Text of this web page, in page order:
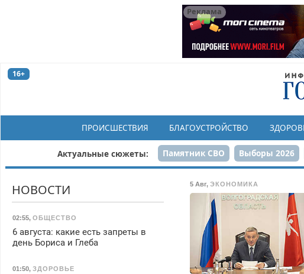
Реклама
16+
ПРОИСШЕСТВИЯ БЛАГОУСТРОЙСТВО
Актуальные сюжеты: Памятник СВО Выборы 2026
5 Авг,ЭКОНОМИКА
НОВОСТИ
02:55, ОБЩЕСТВО
6 августа: какие есть запреты в
день Бориса и Глеба
01:50, ЗДОРОВЬЕ